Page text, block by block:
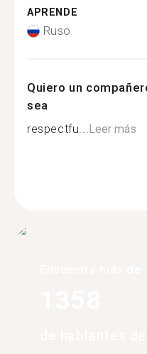
APRENDE
Ruso
Quiero un
sea
respectfu...Leer más